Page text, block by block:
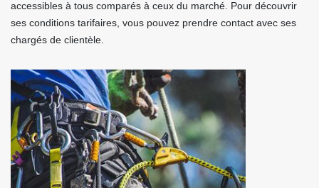
accessibles à tous comparés à ceux du marché. Pour découvrir
ses conditions tarifaires, vous pouvez prendre contact avec ses
chargés de clientèle.